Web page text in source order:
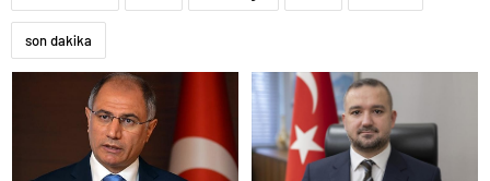
son dakika